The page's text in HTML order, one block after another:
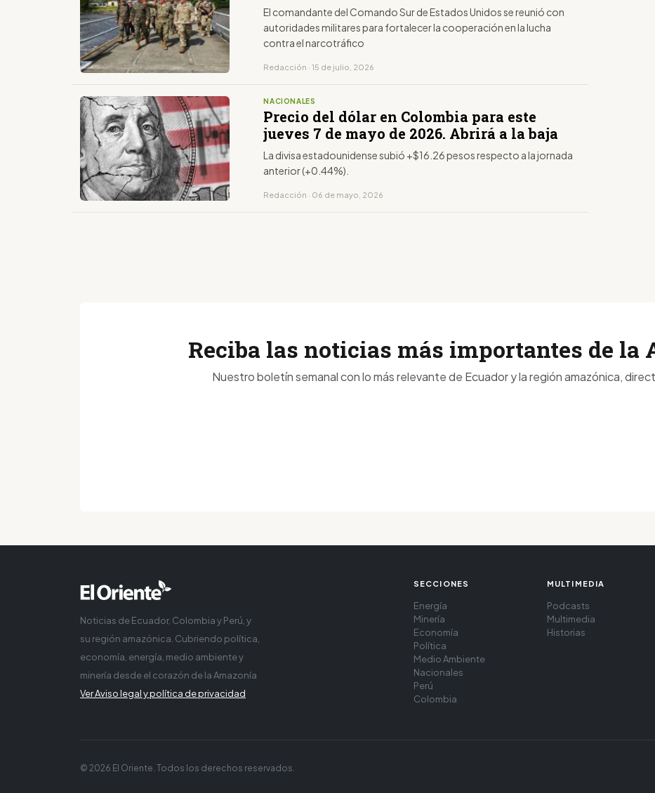
El comandante del Comando Sur de Estados Unidos se reunió con
autoridades militares para fortalecer la cooperación en la lucha
contra el narcotráfico
Redacción · 15 de julio, 2026
NACIONALES
Precio del dólar en Colombia para este
jueves 7 de mayo de 2026. Abrirá a la baja
La divisa estadounidense subió +$16.26 pesos respecto a la jornada
anterior (+0.44%).
Redacción · 06 de mayo, 2026
Reciba las noticias más importantes de la
Nuestro boletín semanal con lo más relevante de Ecuador y la región amazónica,
Noticias de Ecuador, Colombia y Perú, y
su región amazónica. Cubriendo política,
economía, energía, medio ambiente y
minería desde el corazón de la Amazonía
Ver Aviso legal y política de privacidad
SECCIONES
Energía
Minería
Economía
Política
Medio Ambiente
Nacionales
Perú
Colombia
MULTIMEDIA
Podcasts
Multimedia
Historias
© 2026 El Oriente. Todos los derechos reservados.